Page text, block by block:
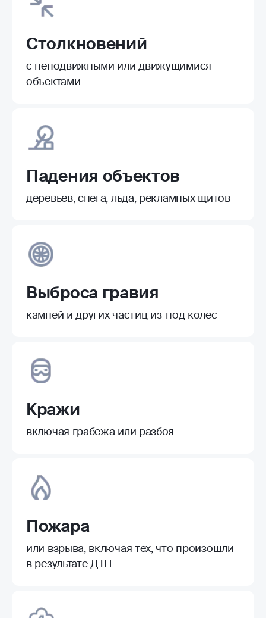
Столкновений
с неподвижными или движущимися
объектами
Падения объектов
деревьев, снега, льда, рекламных щитов
Выброса гравия
камней и других частиц из-под колес
Кражи
включая грабежа или разбоя
Пожара
или взрыва, включая тех, что произошли
в результате ДТП